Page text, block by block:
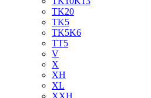
TK20
TK5
TK5K6
TT5
V
X
XH
XL
XXH